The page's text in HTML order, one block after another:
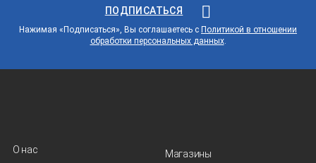
ПОДПИСАТЬСЯ
Нажимая «Подписаться», Вы соглашаетесь с Политикой в отношении
обработки персональных данных.
О нас
Магазины